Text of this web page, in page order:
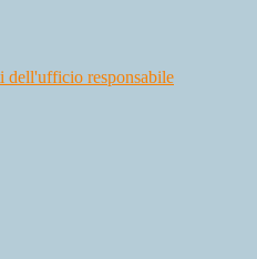
dell'ufficio responsabile